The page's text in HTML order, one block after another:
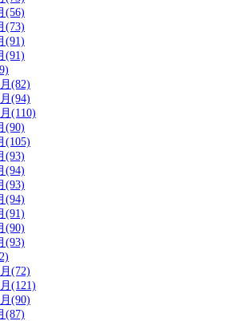
(56)
(73)
(91)
(91)
(82)
(94)
(110)
(90)
(105)
(93)
(94)
(93)
(94)
(91)
(90)
(93)
(72)
(121)
(90)
(87)